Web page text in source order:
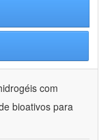
com
bioativos para